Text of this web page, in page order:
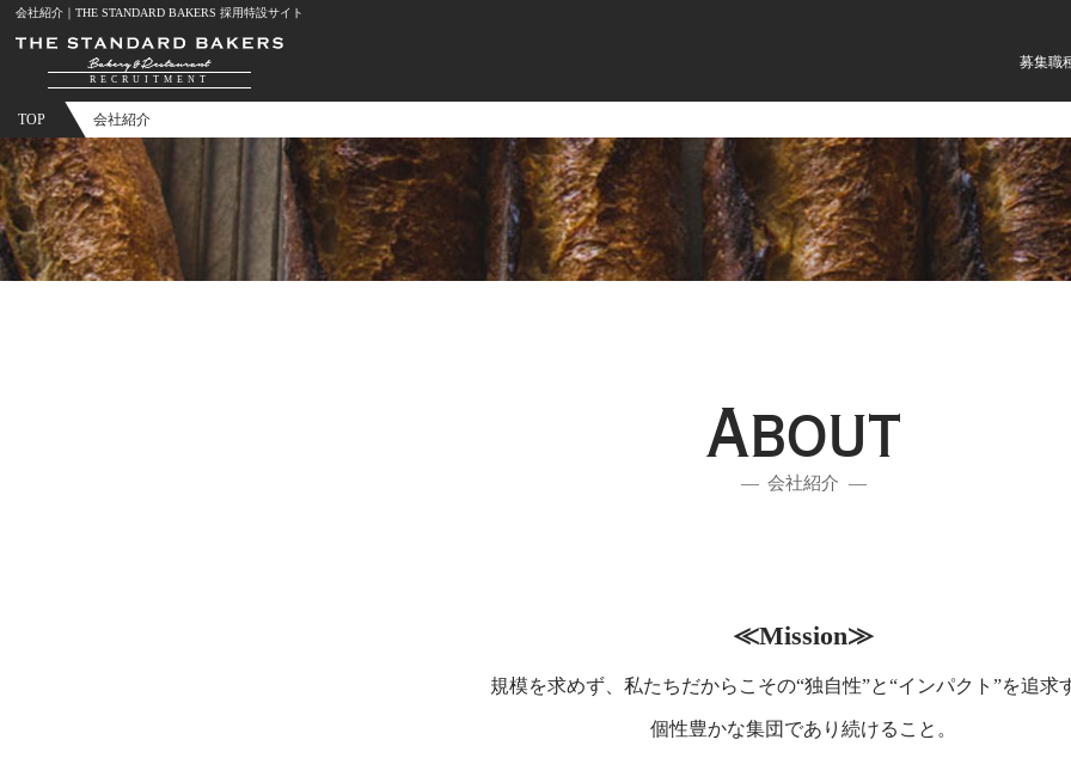
会社紹介｜THE STANDARD BAKERS 採用特設サイト
RECRUITMENT
募集職
TOP 会社紹介
About
会社紹介
≪Mission≫
規模を求めず、私たちだからこその“独自性”と“インパクト”を追求
個性豊かな集団であり続けること。